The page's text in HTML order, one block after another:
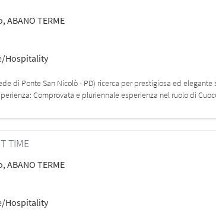
,ABANO TERME
Hospitality
di Ponte San Nicolò - PD) ricerca per prestigiosa ed
Comprovata e pluriennale esperienza nel ruolo di
TIME
,ABANO TERME
Hospitality